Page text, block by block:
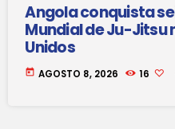
Angola conquista
Mundial de Ju-Jitsu
Unidos
today AGOSTO 8, 2026 16